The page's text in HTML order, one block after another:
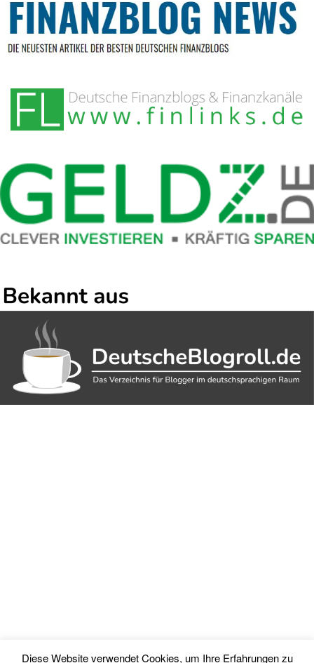
Diese Website verwendet Cookies, um Ihre Erfahrungen zu